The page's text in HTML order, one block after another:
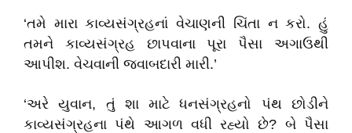
‘તમે મારા કાવ્યસંગ્રહનાં વેચાણની ચિંતા ન કરો. હું
તમને કાવ્યસંગ્રહ છાપવાના પૂરા પૈસા અગાઉથી
આપીશ. વેચવાની જવાબદારી મારી.’
‘અરે યુવાન, તું શા માટે ધનસંગ્રહનો પંથ છોડીને
કાવ્યસંગ્રહના પંથે આગળ વધી રહ્યો છે? બે પૈસા